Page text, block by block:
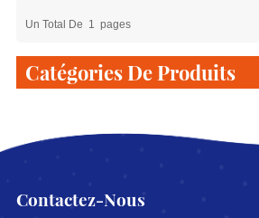
Un Total De 1 Pages
Catégories De Produits
Contactez-Nous